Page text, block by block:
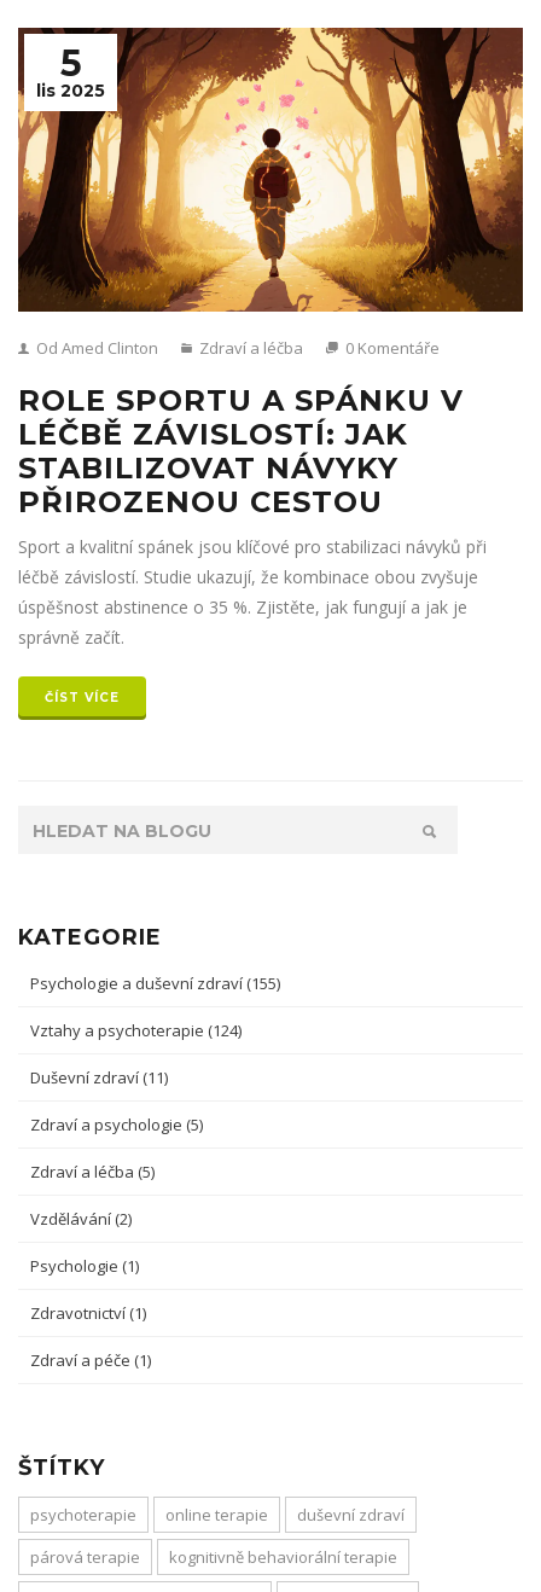
5
lis 2025
Od Amed Clinton Zdraví a léčba 0 Komentáře
ROLE SPORTU A SPÁNKU V
LÉČBĚ ZÁVISLOSTÍ: JAK
STABILIZOVAT NÁVYKY
PŘIROZENOU CESTOU
Sport a kvalitní spánek jsou klíčové pro stabilizaci návyků při
léčbě závislostí. Studie ukazují, že kombinace obou zvyšuje
úspěšnost abstinence o 35 %. Zjistěte, jak fungují a jak je
správně začít.
ČÍST VÍCE
KATEGORIE
Psychologie a duševní zdraví (155)
Vztahy a psychoterapie (124)
Duševní zdraví (11)
Zdraví a psychologie (5)
Zdraví a léčba (5)
Vzdělávání (2)
Psychologie (1)
Zdravotnictví (1)
Zdraví a péče (1)
ŠTÍTKY
psychoterapie online terapie
duševní zdraví
párová terapie
kognitivně behaviorální terapie